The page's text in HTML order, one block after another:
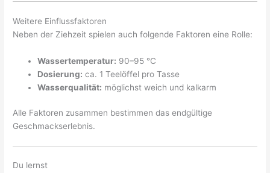
Weitere Einflussfaktoren
Neben der Ziehzeit spielen auch folgende Faktoren eine Rolle:
Wassertemperatur: 90–95 °C
Dosierung: ca. 1 Teelöffel pro Tasse
Wasserqualität: möglichst weich und kalkarm
Alle Faktoren zusammen bestimmen das endgültige
Geschmackserlebnis.
Du lernst